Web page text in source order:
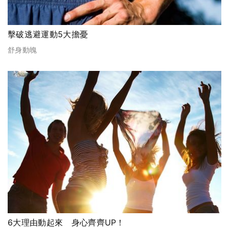
擊破逃避運動5大擔憂
舒身動魄
6大理由動起來 身心齊齊UP！